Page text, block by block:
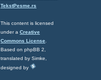
TekstPesme.rs
This content is licensed
under a Creative
Commons License
Based on phpBB 2,
translated by Simke,
designed by